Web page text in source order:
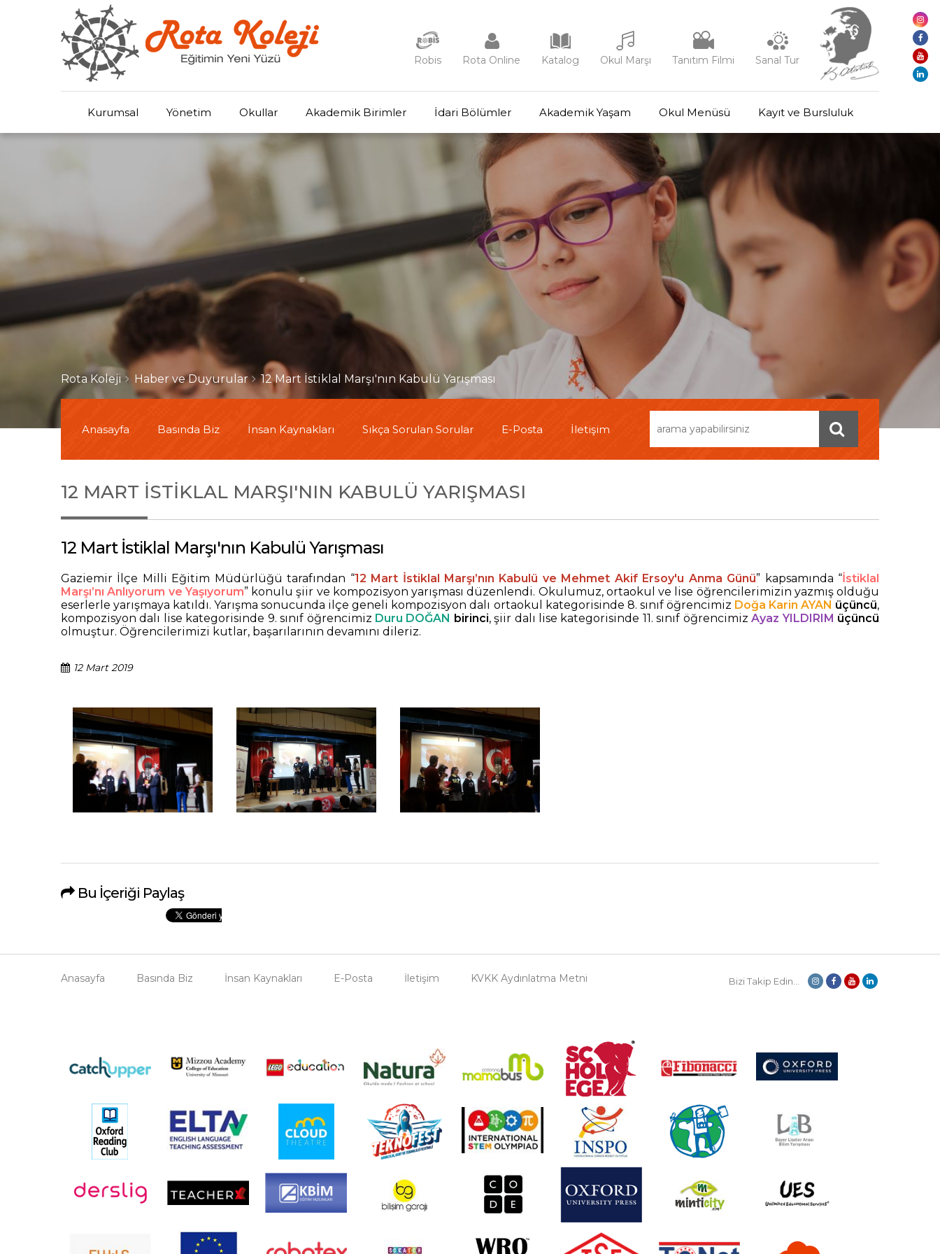
Robis Rota Online Katalog Okul Marşı Tanıtım Filmi Sanal Tur
Kurumsal Yönetim Okullar Akademik Birimler İdari Bölümler Akademik Yaşam Okul Menüsü Kayıt ve Bursluluk
Rota Koleji Haber ve Duyurular 12 Mart İstiklal Marşı'nın Kabulü Yarışması
Anasayfa Basında Biz İnsan Kaynakları Sıkça Sorulan Sorular E-Posta İletişim
12 MART İSTIKLAL MARŞI'NIN KABULÜ YARIŞMASI
12 Mart İstiklal Marşı'nın Kabulü Yarışması
Gaziemir İlçe Milli Eğitim Müdürlüğü tarafından “12 Mart İstiklal Marşı’nın Kabulü ve Mehmet Akif Ersoy'u Anma Günü” kapsamında “İstiklal
Marşı’nı Anlıyorum ve Yaşıyorum” konulu şiir ve kompozisyon yarışması düzenlendi. Okulumuz, ortaokul ve lise öğrencilerimizin yazmış olduğu
eserlerle yarışmaya katıldı. Yarışma sonucunda ilçe geneli kompozisyon dalı ortaokul kategorisinde 8. sınıf öğrencimiz Doğa Karin AYAN üçüncü,
kompozisyon dalı lise kategorisinde 9. sınıf öğrencimiz Duru DOĞAN birinci, şiir dalı lise kategorisinde 11. sınıf öğrencimizAyaz YILDIRIM üçüncü
olmuştur. Öğrencilerimizi kutlar, başarılarının devamını dileriz.
12 Mart 2019
Bu İçeriği Paylaş
Anasayfa Basında Biz İnsan Kaynakları E-Posta İletişim KVKK Aydınlatma Metni Bizi Takip Edin...